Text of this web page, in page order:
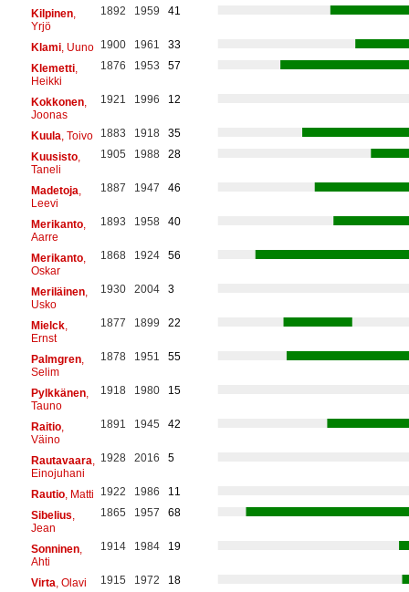
Kilpinen,
Yrjö
1892 1959 41
Klami, Uuno 1900 1961
33
Klemetti,
Heikki
1876 1953 57
Kokkonen,
Joonas
1921 1996 12
Kuula , Toivo 1883 1918
35
Kuusisto,
Taneli
1905 1988 28
Madetoja
Leevi
1887 1947 46
Merikanto,
Aarre
1893 1958 40
Merikanto,
Oskar
1868 1924 56
Meriläinen,
Usko
1930 2004 3
Mielck,
Ernst
1877 1899 22
Palmgren,
Selim
1878 1951 55
Pylkkänen,
Tauno
1918 1980 15
Raitio,
Väino
1891 1945 42
Rautavaara
Einojuhani
1928 2016 5
Rautio, Matti 1922 1986
11
Sibelius
Jean
1865 1957 68
Sonninen,
Ahti
1914 1984 19
Virta , Olavi 1915 1972 18